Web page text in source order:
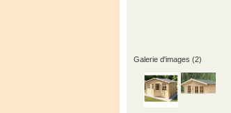
Galerie d'images (2)